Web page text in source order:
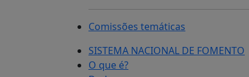
Comissões temáticas
SISTEMA NACIONAL DE FOMENTO
O que é?